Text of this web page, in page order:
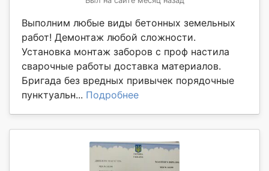
Выполним любые виды бетонных земельных
работ! Демонтаж любой сложности.
Установка монтаж заборов с проф настила
сварочные работы доставка материалов.
Бригада без вредных привычек порядочные
пунктуальн... Подробнее